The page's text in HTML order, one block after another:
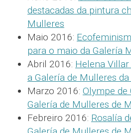
destacadas da pintura
Mulleres
Maio 2016:
para o maio da Galería
Abril 2016: Helena
a Galería de Mulleres
Marzo 2016: Olympe de
Galería de Mulleres de
Febreiro 2016: Rosalía